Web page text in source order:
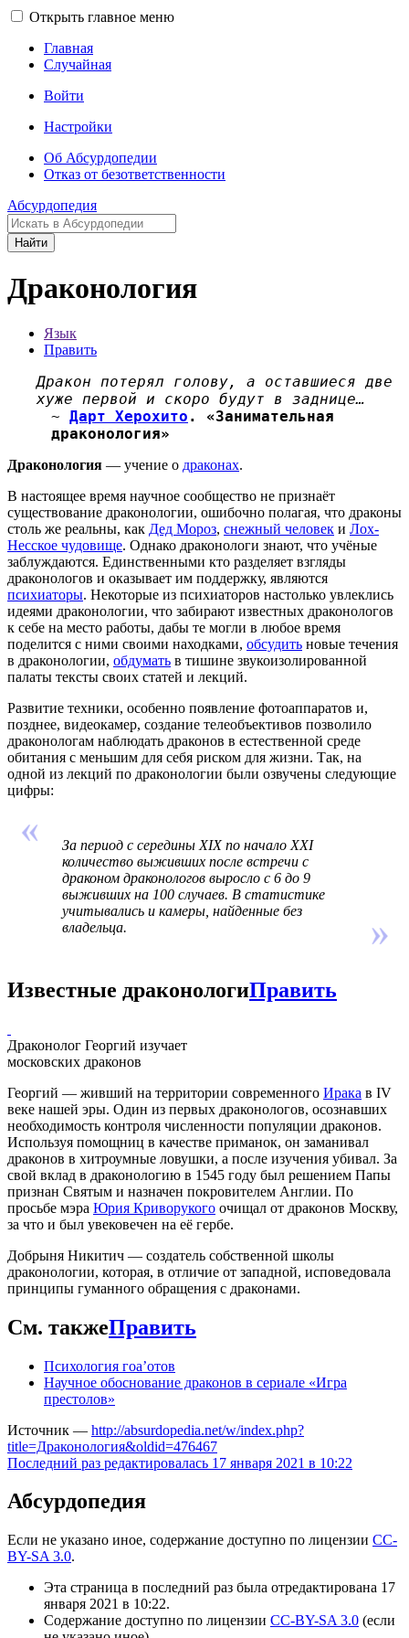
Открыть главное меню
Главная
Случайная
Войти
Настройки
Об Абсурдопедии
Отказ от безответственности
Абсурдопедия
Найти
Драконология
Язык
Править
Дракон потерял голову, а оставшиеся две
хуже первой и скоро будут в заднице…
~ Дарт Херохито . «Занимательная
драконология»
Драконология — учение о драконах.
В настоящее время научное сообщество не признаёт
существование драконологии, ошибочно полагая, что драконы
столь же реальны, как Дед Мороз, снежный человек и Лох-
Несское чудовище. Однако драконологи знают, что учёные
заблуждаются. Единственными кто разделяет взгляды
драконологов и оказывает им поддержку, являются
психиаторы. Некоторые из психиаторов настолько увлеклись
идеями драконологии, что забирают известных драконологов
к себе на место работы, дабы те могли в любое время
поделится с ними своими находками, обсудить новые течения
в драконологии, обдумать в тишине звукоизолированной
палаты тексты своих статей и лекций.
Развитие техники, особенно появление фотоаппаратов и,
позднее, видеокамер, создание телеобъективов позволило
драконологам наблюдать драконов в естественной среде
обитания с меньшим для себя риском для жизни. Так, на
одной из лекций по драконологии были озвучены следующие
цифры:
За период с середины XIX по начало XXI
количество выживших после встречи с
драконом драконологов выросло с 6 до 9
выживших на 100 случаев. В статистике
учитывались и камеры, найденные без
владельца.
Известные драконологиПравить
Драконолог Георгий изучает
московских драконов
Георгий — живший на территории современного Ирака в IV
веке нашей эры. Один из первых драконологов, осознавших
необходимость контроля численности популяции драконов.
Используя помощниц в качестве приманок, он заманивал
драконов в хитроумные ловушки, а после изучения убивал. За
свой вклад в драконологию в 1545 году был решением Папы
признан Святым и назначен покровителем Англии. По
просьбе мэра Юрия Криворукого очищал от драконов Москву,
за что и был увековечен на её гербе.
Добрыня Никитич — создатель собственной школы
драконологии, которая, в отличие от западной, исповедовала
принципы гуманного обращения с драконами.
См. такжеПравить
Психология гоа’отов
Научное обоснование драконов в сериале «Игра
престолов»
Источник — http://absurdopedia.net/w/index.php?
title=Драконология&oldid=476467
Последний раз редактировалась 17 января 2021 в 10:22
Абсурдопедия
Если не указано иное, содержание доступно по лицензии CC-
BY-SA 3.0.
Эта страница в последний раз была отредактирована 17
января 2021 в 10:22.
Содержание доступно по лицензии CC-BY-SA 3.0 (если